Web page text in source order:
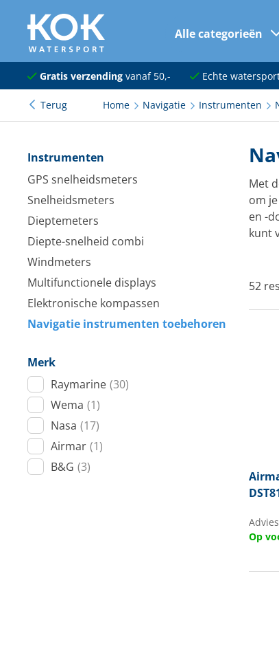
naar hoofdinhoud
Alle categorieën
Navigatie
Dekuitrusting
Elektra
Sanitair
Kajuit en kombuis
Techniek en motor
Tuigage en dekbeslag
Veiligheid
Meubels en lifestyle
Gratis verzendingvanaf 50,- Echte
Terug Home Navigatie Instrumenten
Met
om
en -
kunt
52
Op
Instrumenten
GPS snelheidsmeters
Snelheidsmeters
Dieptemeters
Diepte-snelheid combi
Windmeters
Multifunctionele displays
Elektronische kompassen
Navigatie instrumenten toebehoren
Merk
Raymarine (30)
Wema (1)
Nasa (17)
Airmar (1)
B&G (3)